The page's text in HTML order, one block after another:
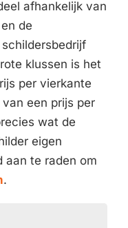
afhankelijk van
de
klussen is het
per vierkante
een prijs per
wat de
eigen
aan te raden om
.